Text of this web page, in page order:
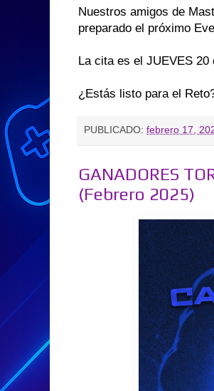
Nuestros amigos de
preparado el próximo
La cita es el JUEVES
¿Estás listo para el
PUBLICADO: febrero 17,
GANADORES
(Febrero 2025)